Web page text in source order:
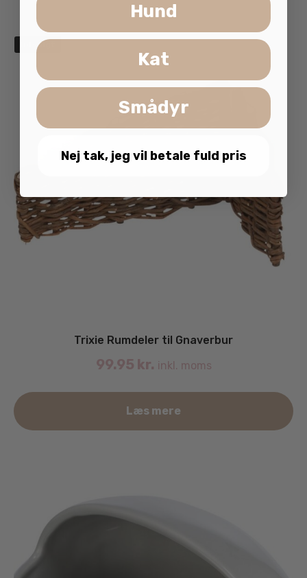
Udsolgt
Trixie Rumdeler til Gnaverbur
99.95 kr. inkl. moms
Læs mere
Hund
Kat
Smådyr
Nej tak, jeg vil betale fuld pris